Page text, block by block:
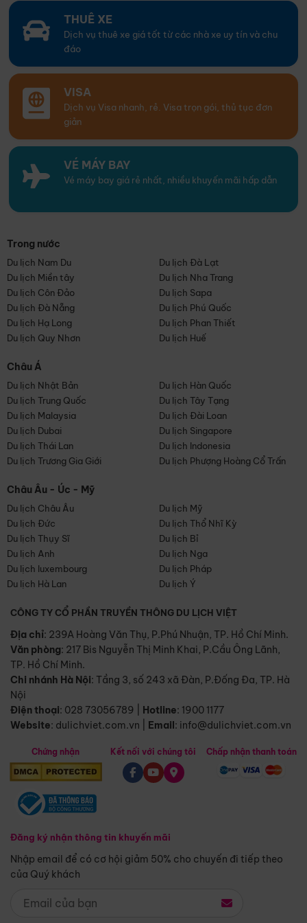
THUÊ XE
Dịch vụ thuê xe giá tốt từ các nhà xe uy tín và chu
đáo
VISA
Dịch vụ Visa nhanh, rẻ. Visa trọn gói, thủ tục đơn
giản
VÉ MÁY BAY
Vé máy bay giá rẻ nhất, nhiều khuyến mãi hấp dẫn
Trong nước
Du lịch Nam Du
Du lịch Đà Lạt
Du lịch Miền tây
Du lịch Nha Trang
Du lịch Côn Đảo
Du lịch Sapa
Du lịch Đà Nẵng
Du lịch Phú Quốc
Du lịch Hạ Long
Du lịch Phan Thiết
Du lịch Quy Nhơn
Du lịch Huế
Châu Á
Du lịch Nhật Bản
Du lịch Hàn Quốc
Du lịch Trung Quốc
Du lịch Tây Tạng
Du lịch Malaysia
Du lịch Đài Loan
Du lịch Dubai
Du lịch Singapore
Du lịch Thái Lan
Du lịch Indonesia
Du lịch Trương Gia Giới
Du lịch Phượng Hoàng Cổ Trấn
Châu Âu - Úc - Mỹ
Du lịch Châu Âu
Du lịch Mỹ
Du lịch Đức
Du lịch Thổ Nhĩ Kỳ
Du lịch Thụy Sĩ
Du lịch Bỉ
Du lịch Anh
Du lịch Nga
Du lịch luxembourg
Du lịch Pháp
Du lịch Hà Lan
Du lịch Ý
CÔNG TY CỔ PHẦN TRUYỀN THÔNG DU LỊCH VIỆT
Địa chỉ: 239A Hoàng Văn Thụ, P.Phú Nhuận, TP. Hồ Chí Minh.
Văn phòng: 217 Bis Nguyễn Thị Minh Khai, P.Cầu Ông Lãnh,
TP. Hồ Chí Minh.
Chi nhánh Hà Nội: Tầng 3, số 243 xã Đàn, P.Đống Đa, TP. Hà
Nội
Điện thoại: 028 73056789 Hotline: 1900 1177
Website: dulichviet.com.vn Email: info@dulichviet.com.vn
Chứng nhận
Đăng ký nhận thông tin khuyến mãi
Nhập email để có cơ hội giảm 50% cho chuyến đi tiếp theo
của Quý khách
Kết nối với chúng tôi Chấp nhận thanh toán